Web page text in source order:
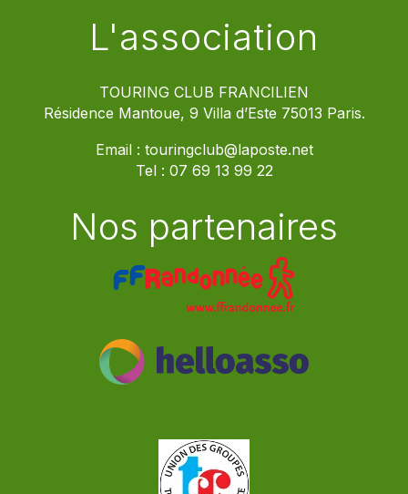
L'association
TOURING CLUB FRANCILIEN
Résidence Mantoue, 9 Villa d’Este 75013 Paris.
Email : touringclub@laposte.net
Tel : 07 69 13 99 22
Nos partenaires